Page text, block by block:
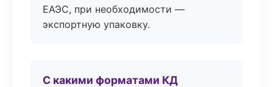
ЕАЭС, при необходимости —
экспортную упаковку.
С какими форматами КД